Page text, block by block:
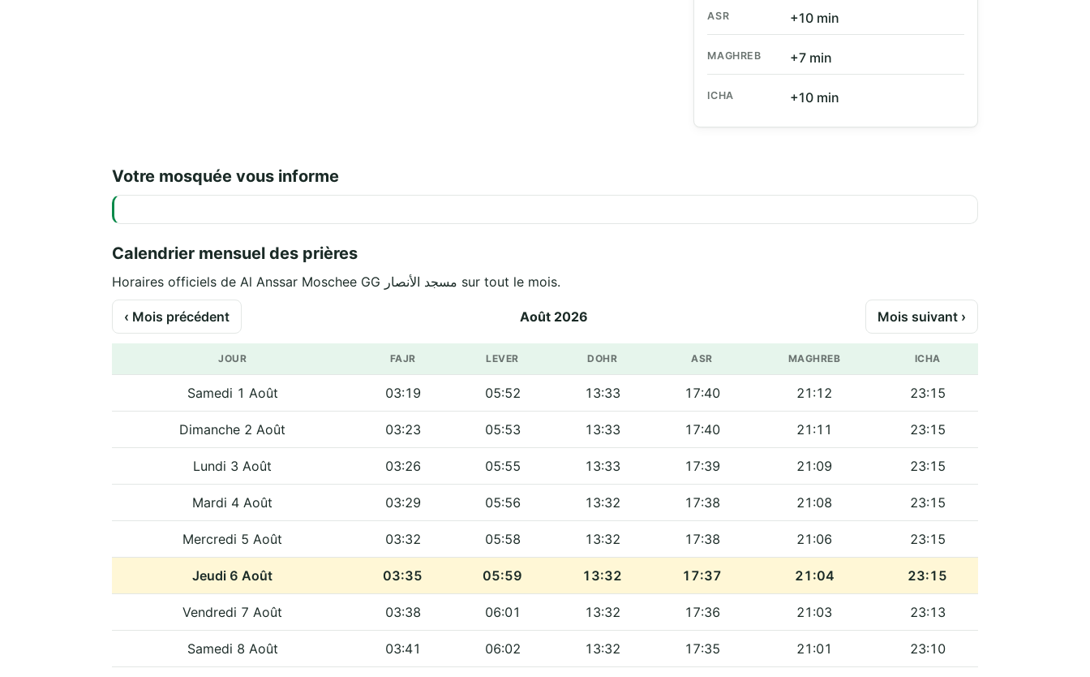
ASR +10 min
MAGHREB +7 min
ICHA +10 min
Votre mosquée vous informe
Calendrier mensuel des prières
Horaires officiels de Al Anssar Moschee GG مسجد الأنصار sur tout le mois.
‹ Mois précédent Août 2026 Mois suivant ›
JOUR FAJR LEVER DOHR ASR MAGHREB ICHA
Samedi 1 Août 03:19 05:52 13:33 17:40 21:12 23:15
Dimanche 2 Août 03:23 05:53 13:33 17:40 21:11 23:15
Lundi 3 Août 03:26 05:55 13:33 17:39 21:09 23:15
Mardi 4 Août 03:29 05:56 13:32 17:38 21:08 23:15
Mercredi 5 Août 03:32 05:58 13:32 17:38 21:06 23:15
Jeudi 6 Août 03:35 05:59 13:32 17:37 21:04 23:15
Vendredi 7 Août 03:38 06:01 13:32 17:36 21:03 23:13
Samedi 8 Août 03:41 06:02 13:32 17:35 21:01 23:10